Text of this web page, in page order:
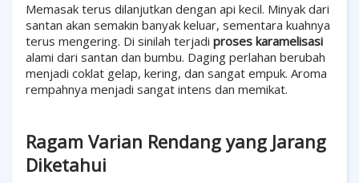
Memasak terus dilanjutkan dengan api kecil. Minyak dari
santan akan semakin banyak keluar, sementara kuahnya
terus mengering. Di sinilah terjadi proses karamelisasi
alami dari santan dan bumbu. Daging perlahan berubah
menjadi coklat gelap, kering, dan sangat empuk. Aroma
rempahnya menjadi sangat intens dan memikat.
Ragam Varian Rendang yang Jarang
Diketahui